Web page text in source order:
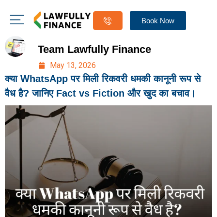
Book Now
Team Lawfully Finance
May 13, 2026
क्या WhatsApp पर मिली रिकवरी धमकी कानूनी रूप से
वैध है? जानिए Fact vs Fiction और खुद का बचाव।